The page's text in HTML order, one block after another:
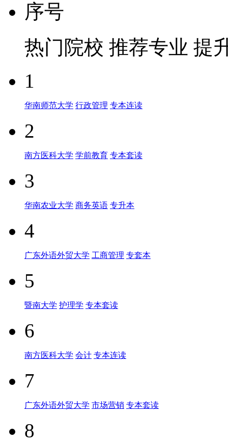
序号
热门院校 推荐专业 提
1
华南师范大学 行政管理 专本连读
2
南方医科大学 学前教育 专本套读
3
华南农业大学 商务英语 专升本
4
广东外语外贸大学 工商管理 专套本
5
暨南大学 护理学 专本套读
6
南方医科大学 会计 专本连读
7
广东外语外贸大学 市场营销 专本套读
8